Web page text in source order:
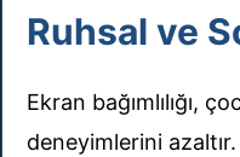
Ruhsal ve
Ekran bağımlılığı,
deneyimlerini azaltır.